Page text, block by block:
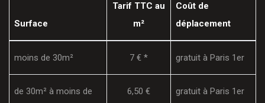
Surface
Tarif TTC au
m²
Coût de
déplacement
moins de 30m² 7 € * gratuit à Paris 1er
de 30m² à moins de
6,50 € gratuit à Paris 1er